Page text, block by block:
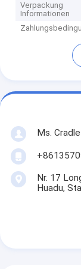
Verpackung
Informationen
Ms. Cradle
Nr. 17
Huadu,